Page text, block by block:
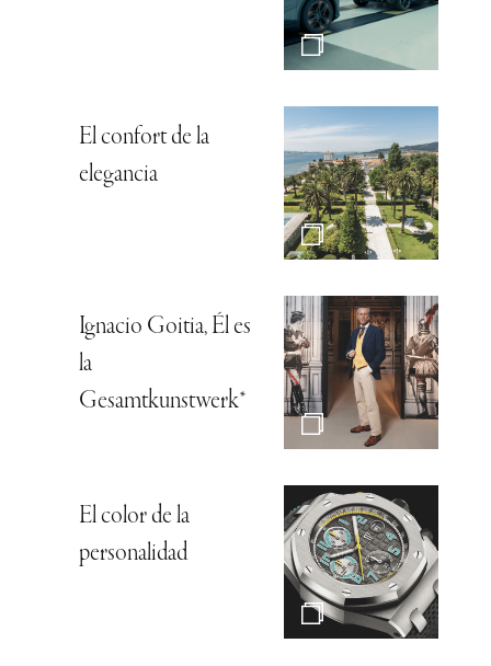
El confort de la
elegancia
Ignacio Goitia, Él es
la
Gesamtkunstwerk*
El color de la
personalidad